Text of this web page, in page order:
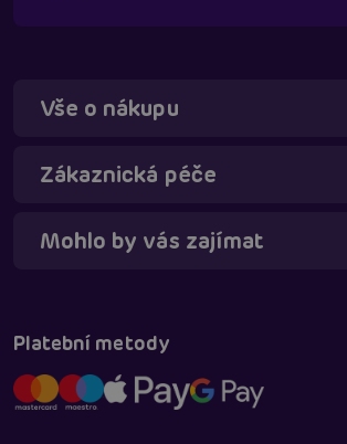
Vše o nákupu
Zákaznická péče
Mohlo by vás zajímat
Platební metody
Táňa - virtuální asistentka